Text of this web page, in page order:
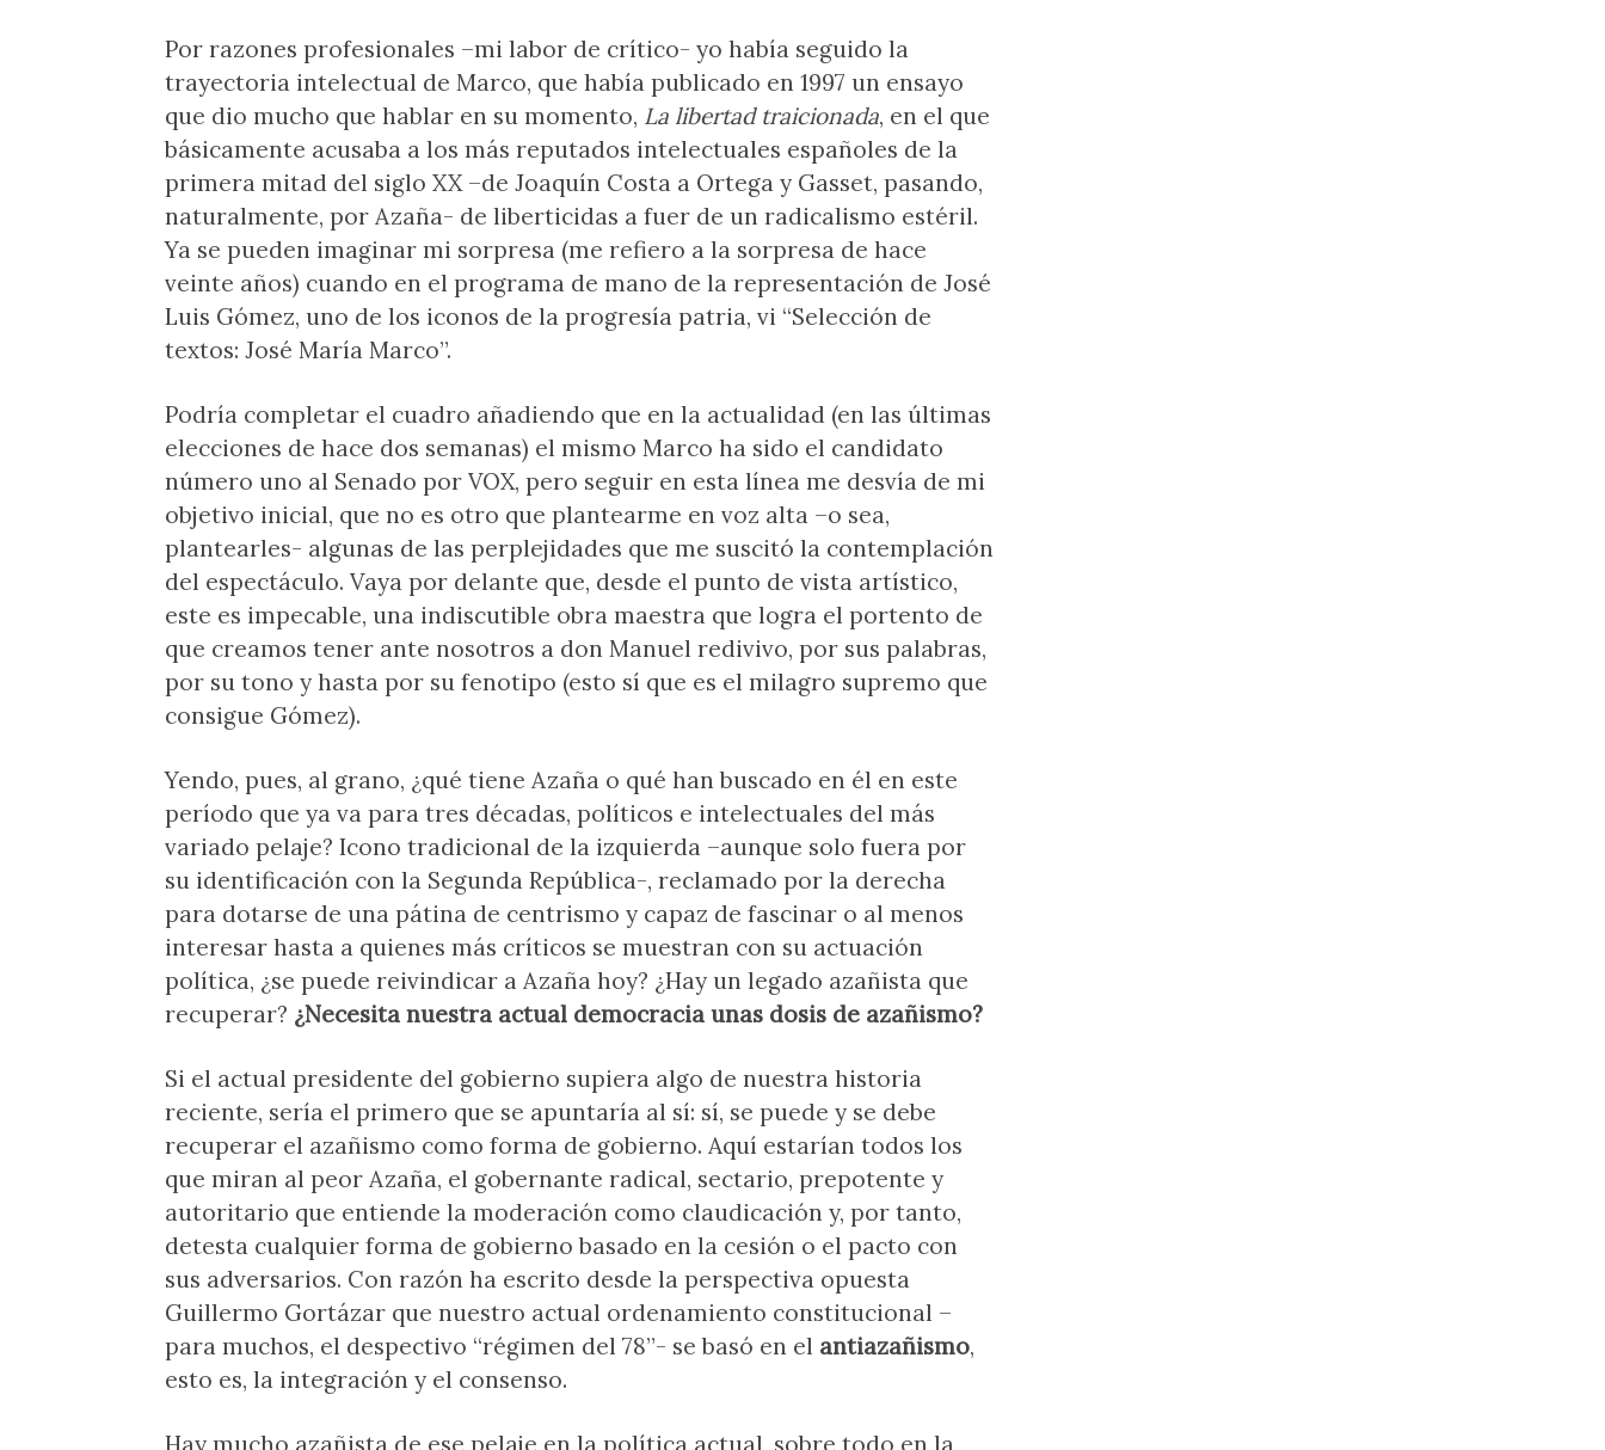
Por razones profesionales –mi labor de crítico- yo había seguido la
trayectoria intelectual de Marco, que había publicado en 1997 un ensayo
que dio mucho que hablar en su momento, La libertad traicionada, en el que
básicamente acusaba a los más reputados intelectuales españoles de la
primera mitad del siglo XX –de Joaquín Costa a Ortega y Gasset, pasando,
naturalmente, por Azaña- de liberticidas a fuer de un radicalismo estéril.
Ya se pueden imaginar mi sorpresa (me refiero a la sorpresa de hace
veinte años) cuando en el programa de mano de la representación de José
Luis Gómez, uno de los iconos de la progresía patria, vi “Selección de
textos: José María Marco”.
Podría completar el cuadro añadiendo que en la actualidad (en las últimas
elecciones de hace dos semanas) el mismo Marco ha sido el candidato
número uno al Senado por VOX, pero seguir en esta línea me desvía de mi
objetivo inicial, que no es otro que plantearme en voz alta –o sea,
plantearles- algunas de las perplejidades que me suscitó la contemplación
del espectáculo. Vaya por delante que, desde el punto de vista artístico,
este es impecable, una indiscutible obra maestra que logra el portento de
que creamos tener ante nosotros a don Manuel redivivo, por sus palabras,
por su tono y hasta por su fenotipo (esto sí que es el milagro supremo que
consigue Gómez).
Yendo, pues, al grano, ¿qué tiene Azaña o qué han buscado en él en este
período que ya va para tres décadas, políticos e intelectuales del más
variado pelaje? Icono tradicional de la izquierda –aunque solo fuera por
su identificación con la Segunda República-, reclamado por la derecha
para dotarse de una pátina de centrismo y capaz de fascinar o al menos
interesar hasta a quienes más críticos se muestran con su actuación
política, ¿se puede reivindicar a Azaña hoy? ¿Hay un legado azañista que
recuperar? ¿Necesita nuestra actual democracia unas dosis de azañismo?
Si el actual presidente del gobierno supiera algo de nuestra historia
reciente, sería el primero que se apuntaría al sí: sí, se puede y se debe
recuperar el azañismo como forma de gobierno. Aquí estarían todos los
que miran al peor Azaña, el gobernante radical, sectario, prepotente y
autoritario que entiende la moderación como claudicación y, por tanto,
detesta cualquier forma de gobierno basado en la cesión o el pacto con
sus adversarios. Con razón ha escrito desde la perspectiva opuesta
Guillermo Gortázar que nuestro actual ordenamiento constitucional –
para muchos, el despectivo “régimen del 78”- se basó en el antiazañismo,
esto es, la integración y el consenso.
Hay mucho azañista de ese pelaje en la política actual, sobre todo en la